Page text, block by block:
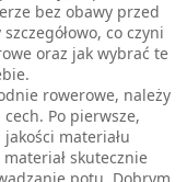
bez obawy przed
co czyni
oraz jak wybrać te
rowerowe, należy
Po pierwsze,
materiału
skutecznie